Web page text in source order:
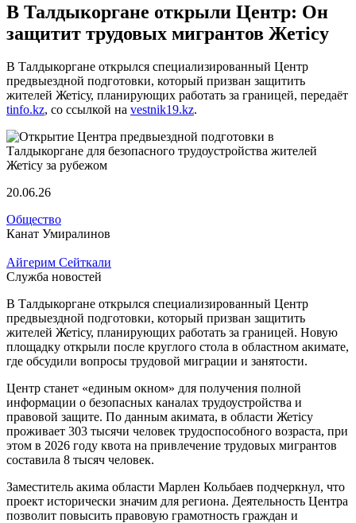
В Талдыкоргане открыли Центр: Он
защитит трудовых мигрантов Жетісу
В Талдыкоргане открылся специализированный Центр
предвыездной подготовки, который призван защитить
жителей Жетісу, планирующих работать за границей, передаёт
tinfo.kz, со ссылкой на vestnik19.kz.
20.06.26
Общество
Канат Умиралинов
Айгерим Сейткали
Служба новостей
В Талдыкоргане открылся специализированный Центр
предвыездной подготовки, который призван защитить
жителей Жетісу, планирующих работать за границей. Новую
площадку открыли после круглого стола в областном акимате,
где обсудили вопросы трудовой миграции и занятости.
Центр станет «единым окном» для получения полной
информации о безопасных каналах трудоустройства и
правовой защите. По данным акимата, в области Жетісу
проживает 303 тысячи человек трудоспособного возраста, при
этом в 2026 году квота на привлечение трудовых мигрантов
составила 8 тысяч человек.
Заместитель акима области Марлен Кольбаев подчеркнул, что
проект исторически значим для региона. Деятельность Центра
позволит повысить правовую грамотность граждан и